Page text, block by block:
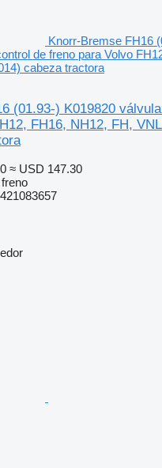
Knorr-Bremse FH16
de freno para Volvo
cabeza tractora
(01.93-) K019820
FH16, NH12, FH,
≈ USD 147.30